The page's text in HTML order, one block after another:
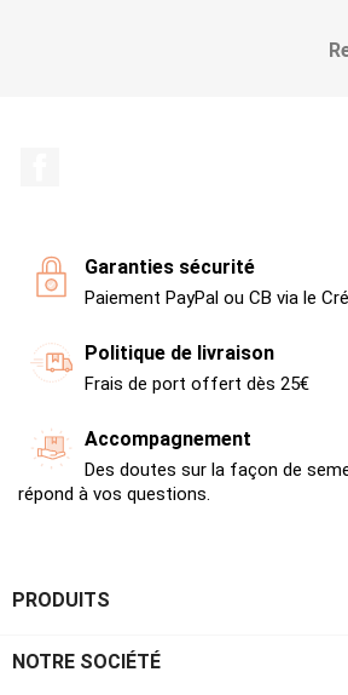
Garanties sécurité
Paiement PayPal ou CB via le
Politique de livraison
Frais de port offert dès 25€
Accompagnement
Des doutes sur la façon de
répond à vos questions.
PRODUITS
NOTRE SOCIÉTÉ